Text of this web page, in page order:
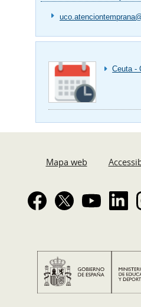
Ceuta -
Mapa web